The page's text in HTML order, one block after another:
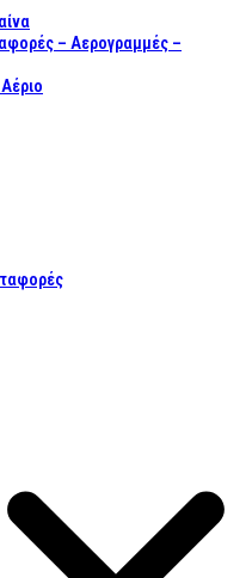
– Αερογραμμές –